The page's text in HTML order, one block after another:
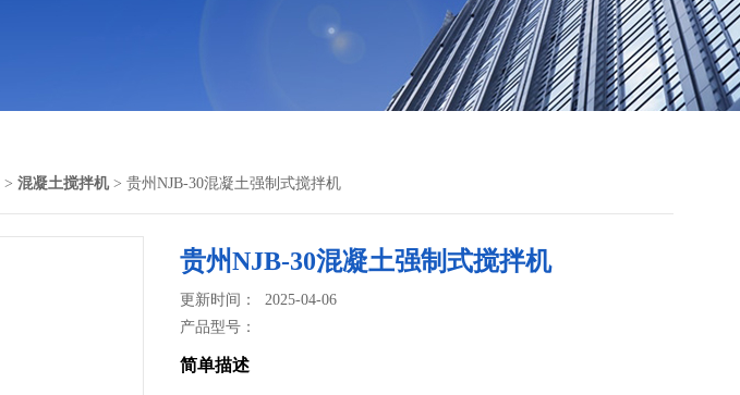
> 混凝土搅拌机> 贵州NJB-30混凝土强制式搅拌机
贵州NJB-30混凝土强制式搅拌机
更新时间： 2025-04-06
产品型号：
简单描述